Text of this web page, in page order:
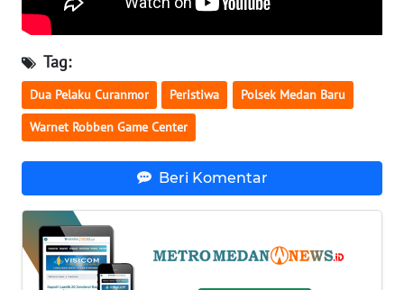
Tag:
Dua Pelaku Curanmor Peristiwa Polsek Medan Baru
Warnet Robben Game Center
Beri Komentar
KALBAR
WN
KALTENG
WN
KALSEL